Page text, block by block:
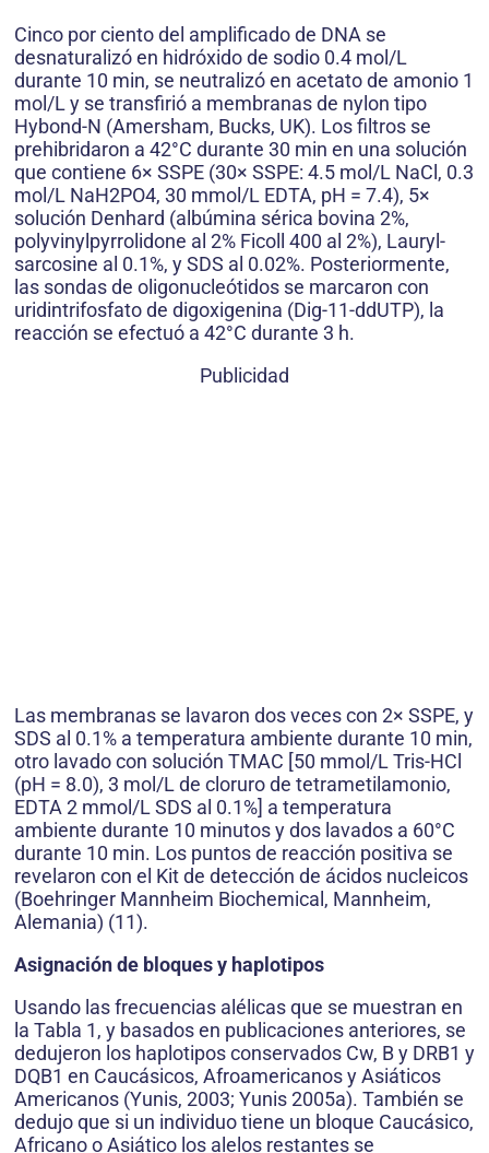
Cinco por ciento del amplificado de DNA se
desnaturalizó en hidróxido de sodio 0.4 mol/L
durante 10 min, se neutralizó en acetato de amonio 1
mol/L y se transfirió a membranas de nylon tipo
Hybond-N (Amersham, Bucks, UK). Los filtros se
prehibridaron a 42°C durante 30 min en una solución
que contiene 6× SSPE (30× SSPE: 4.5 mol/L NaCl, 0.3
mol/L NaH2PO4, 30 mmol/L EDTA, pH = 7.4), 5×
solución Denhard (albúmina sérica bovina 2%,
polyvinylpyrrolidone al 2% Ficoll 400 al 2%), Lauryl-
sarcosine al 0.1%, y SDS al 0.02%. Posteriormente,
las sondas de oligonucleótidos se marcaron con
uridintrifosfato de digoxigenina (Dig-11-ddUTP), la
reacción se efectuó a 42°C durante 3 h.
Publicidad
Las membranas se lavaron dos veces con 2× SSPE, y
SDS al 0.1% a temperatura ambiente durante 10 min,
otro lavado con solución TMAC [50 mmol/L Tris-HCl
(pH = 8.0), 3 mol/L de cloruro de tetrametilamonio,
EDTA 2 mmol/L SDS al 0.1%] a temperatura
ambiente durante 10 minutos y dos lavados a 60°C
durante 10 min. Los puntos de reacción positiva se
revelaron con el Kit de detección de ácidos nucleicos
(Boehringer Mannheim Biochemical, Mannheim,
Alemania) (11).
Asignación de bloques y haplotipos
Usando las frecuencias alélicas que se muestran en
la Tabla 1, y basados en publicaciones anteriores, se
dedujeron los haplotipos conservados Cw, B y DRB1 y
DQB1 en Caucásicos, Afroamericanos y Asiáticos
Americanos (Yunis, 2003; Yunis 2005a). También se
dedujo que si un individuo tiene un bloque Caucásico,
Africano o Asiático los alelos restantes se